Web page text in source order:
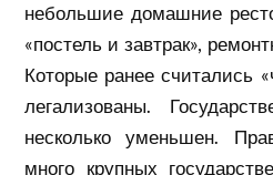
небольшие домашние
«постель и завтрак»,
Которые ранее считались
легализованы.
несколько уменьшен.
много крупных